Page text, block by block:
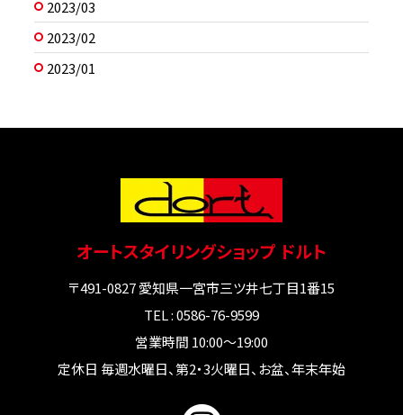
2023/03
2023/02
2023/01
オートスタイリングショップ ドルト
〒491-0827 愛知県一宮市三ツ井七丁目1番15
TEL : 0586-76-9599
営業時間 10:00～19:00
定休日 毎週水曜日、第2・3火曜日、お盆、年末年始